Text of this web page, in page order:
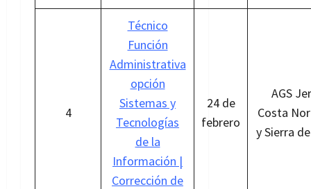
4
Técnico
Función
Administrativa
opción
Sistemas y
Tecnologías
de la
Información |
Corrección de
24 de
febrero
AGS
Costa
y Sierra